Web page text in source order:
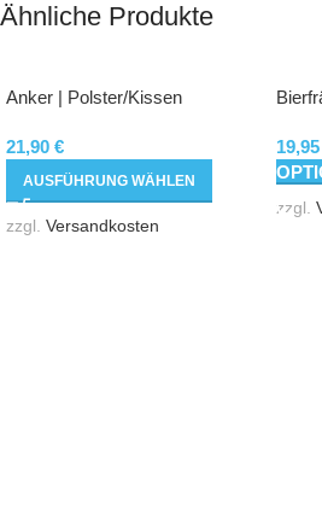
Ähnliche Produkte
Anker | Polster/Kissen
21,90 €
AUSFÜHRUNG WÄHLEN
zzgl. Versandkosten
19,95
zzgl.